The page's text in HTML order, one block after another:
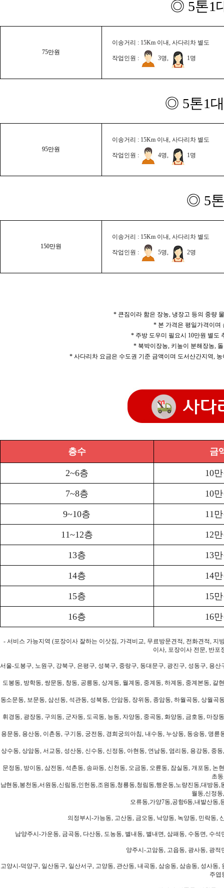
◎ 5톤1
75만원
이송거리 : 15Km 이내, 사다리차 별도
작업인원 : 3명, 1명
◎ 5톤1
95만원
이송거리 : 15Km 이내, 사다리차 별도
작업인원 : 4명, 1명
◎ 5
150만원
이송거리 : 15Km 이내, 사다리차 별도
작업인원 : 5명, 2명
* 큰짐이라 함은 장농, 냉장고 등의 중량
* 본 가격은 평일가격이며
* 주방 도우미 필요시 10만원 별도
* 북박이장농, 키높이 분해장농,
* 사다리차 요금은 수도권 기준 금액이며 도서산간지역,
층수 금
2~6층 10
7~8층 10
9~10층 11
11~12층 12
13층 13
14층 14
15층 15
16층 16
- 서비스 가능지역 (포장이사 잘하는 이삿짐, 가격비교, 무료방문견적, 전화견적,
이사, 포장이사 전문, 반포
서울-도봉구, 노원구, 강북구, 은평구, 성북구, 중랑구, 동대문구, 광진구, 성동구, 용
도봉동, 방학동, 쌍문동, 창동, 공릉동, 상계동, 월계동, 중계동, 하계동, 중계본동,
동소문동, 보문동, 삼선동, 석관동, 성북동, 안암동, 장위동, 종암동, 하월곡동, 상월
휘경동, 광장동, 구의동, 군자동, 도곡동, 능동, 자양동, 중곡동, 화양동, 금호동, 마
용문동, 용산동, 이촌동, 구기동, 궁전동, 경희궁의아침, 내수동, 누상동, 동숭동, 명
상수동, 상암동, 서교동, 성산동, 신수동, 신정동, 아현동, 연남동, 염리동, 용강동, 중
문정동, 방이동, 삼전동, 석촌동, 송파동, 신천동, 오금동, 오륜동, 잠실동, 개포동,
초
남현동,봉천동,서원동,신림동,인헌동,조원동,청룡동,청림동,행운동,노량진동,대방
월동,신정
오류동,가양7동,공항6동,내발산동,
의정부시-가능동, 고산동, 금오동, 낙양동, 녹양동, 민락동,
남양주시-가운동, 금곡동, 다산동, 도농동, 별내동, 별내면, 삼패동, 수동면, 수
양주시-고암동, 고읍동, 광사동, 광
고양시-덕양구, 일산동구, 일산서구, 고양동, 관산동, 내곡동, 삼숭동, 삼송동, 성사
주엽